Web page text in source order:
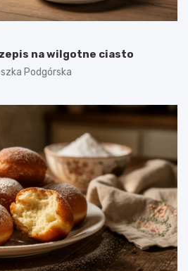
na wilgotne ciasto
Podgórska